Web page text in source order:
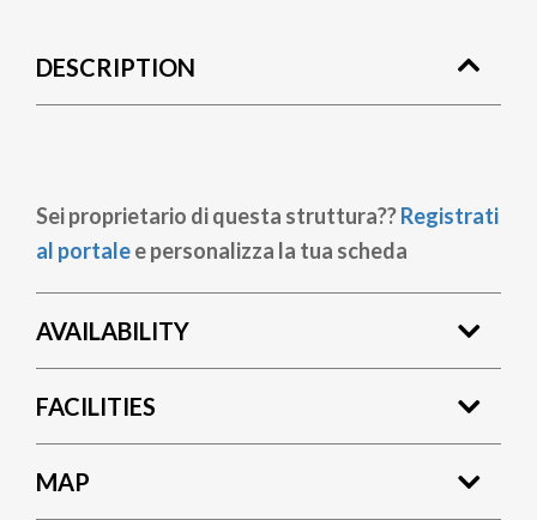
DESCRIPTION
Sei proprietario di questa struttura??Registrati
al portalee personalizza la tua scheda
AVAILABILITY
FACILITIES
MAP